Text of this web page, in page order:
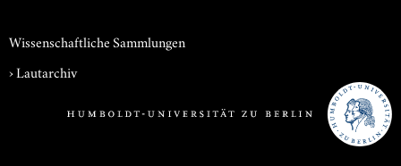
Wissenschaftliche Sammlungen
›Lautarchiv